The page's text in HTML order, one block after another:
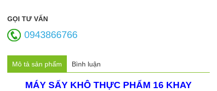
GỌI TƯ VẤN
0943866766
Mô tả sản phẩm Bình luận
MÁY SẤY KHÔ THỰC PHẨM 16 KHAY